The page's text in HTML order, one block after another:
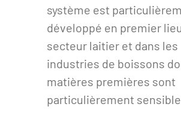
système est
développé en premier
secteur laitier et dans les
industries de boissons
matières premières sont
particulièrement